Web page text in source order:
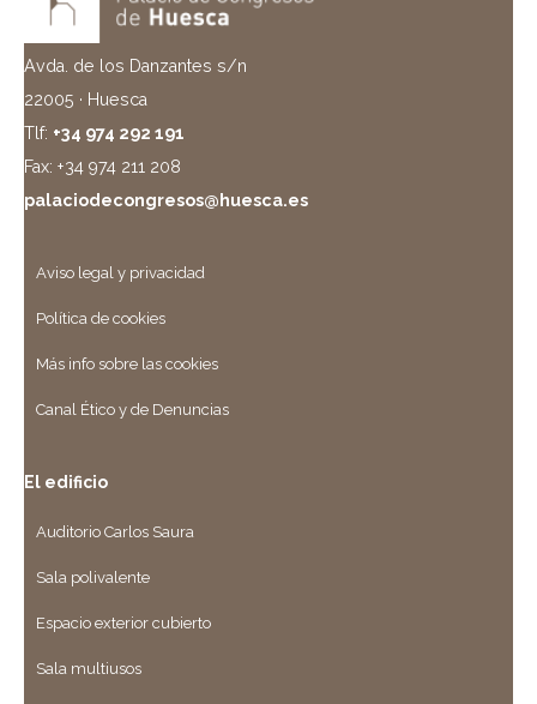
Avda. de los Danzantes s/n
22005 · Huesca
Tlf: +34 974 292 191
Fax: +34 974 211 208
palaciodecongresos@huesca.es
Aviso legal y privacidad
Política de cookies
Más info sobre las cookies
Canal Ético y de Denuncias
El edificio
Auditorio Carlos Saura
Sala polivalente
Espacio exterior cubierto
Sala multiusos